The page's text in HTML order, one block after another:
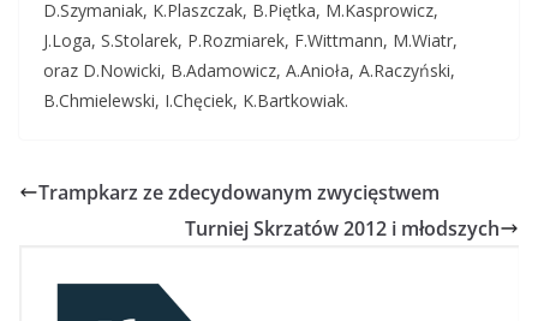
D.Szymaniak, K.Plaszczak, B.Piętka, M.Kasprowicz,
J.Loga, S.Stolarek, P.Rozmiarek, F.Wittmann, M.Wiatr,
oraz D.Nowicki, B.Adamowicz, A.Anioła, A.Raczyński,
B.Chmielewski, I.Chęciek, K.Bartkowiak.
Trampkarz ze zdecydowanym zwycięstwem
Turniej Skrzatów 2012 i młodszych